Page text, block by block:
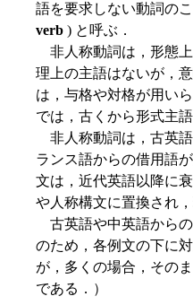
語を要求しない動詞の
verb ) と呼ぶ．
非人称動詞は，形態
理上の主語はないが，
は，与格や対格が用い
では，古くから形式主語
非人称動詞は，古英
ランス語からの借用語
文は，近代英語以降に
や人称構文に置換され
古英語や中英語から
のため，各例文の下に
が，多くの場合，その
である．）